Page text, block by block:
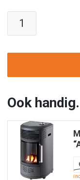
"Orsa"
Ook